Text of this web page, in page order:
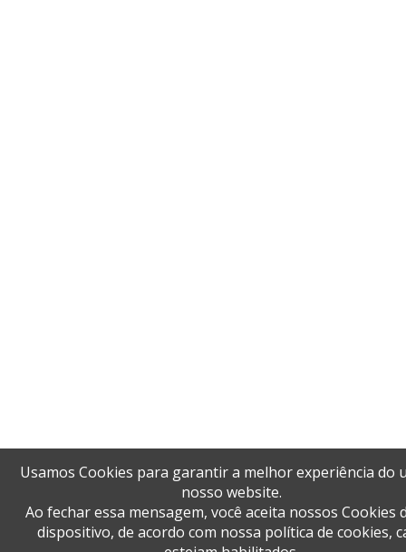
Usamos Cookies para garantir a melhor experiência do
nosso website.
Ao fechar essa mensagem, você aceita nossos Cookies
dispositivo, de acordo com nossa política de cookies,